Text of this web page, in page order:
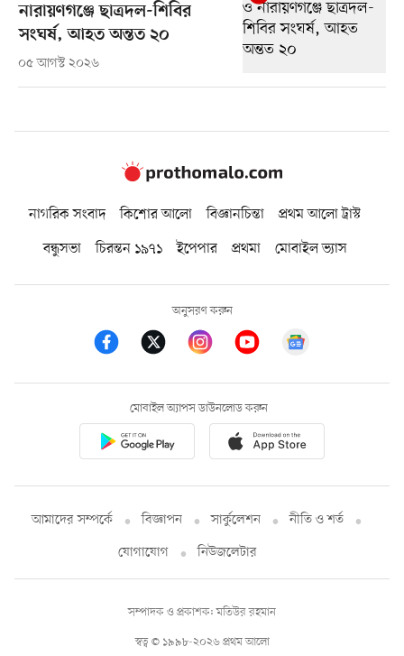
নারায়ণগঞ্জে ছাত্রদল-শিবির
সংঘর্ষ, আহত অন্তত ২০
০৫ আগস্ট ২০২৬
নাগরিক সংবাদ কিশোর আলো বিজ্ঞানচিন্তা
প্রথম আলো ট্রাস্ট
বন্ধুসভা
চিরন্তন ১৯৭১ ইপেপার প্রথমা মোবাইল ভ্যাস
অনুসরণ করুন
মোবাইল অ্যাপস ডাউনলোড করুন
আমাদের সম্পর্কে বিজ্ঞাপন সার্কুলেশন
নীতি ও শর্ত
যোগাযোগ
নিউজলেটার
স্বত্ব © ১৯৯৮-২০২৬ প্রথম আলো
সম্পাদক ও প্রকাশক: মতিউর রহমান